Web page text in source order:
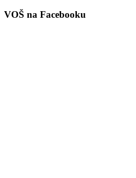
VOŠ na Facebooku